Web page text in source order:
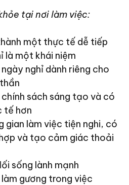
tại nơi làm việc:
một thực tế dễ tiếp
là một khái niệm
nghỉ dành riêng cho
sách sáng tạo và có
tế hơn
gian làm việc tiện nghi, có
và tạo cảm giác thoải
sống lành mạnh
gương trong việc